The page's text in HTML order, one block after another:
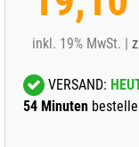
inkl. 19% MwSt. |
VERSAND:
54 Minuten